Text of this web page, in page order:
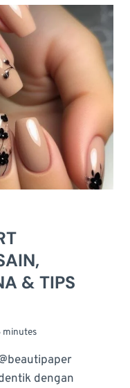
& TIPS
minutes
dengan